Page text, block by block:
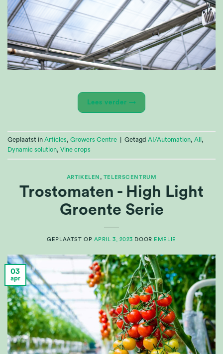
Lees verder →
Geplaatst in Articles, Growers Centre Getagd AI/Automation, All ,
Dynamic solution, Vine crops
ARTIKELEN , TELERSCENTRUM
Trostomaten - High Light
Groente Serie
GEPLAATST OP APRIL 3, 2023 DOOR EMELIE
03
apr